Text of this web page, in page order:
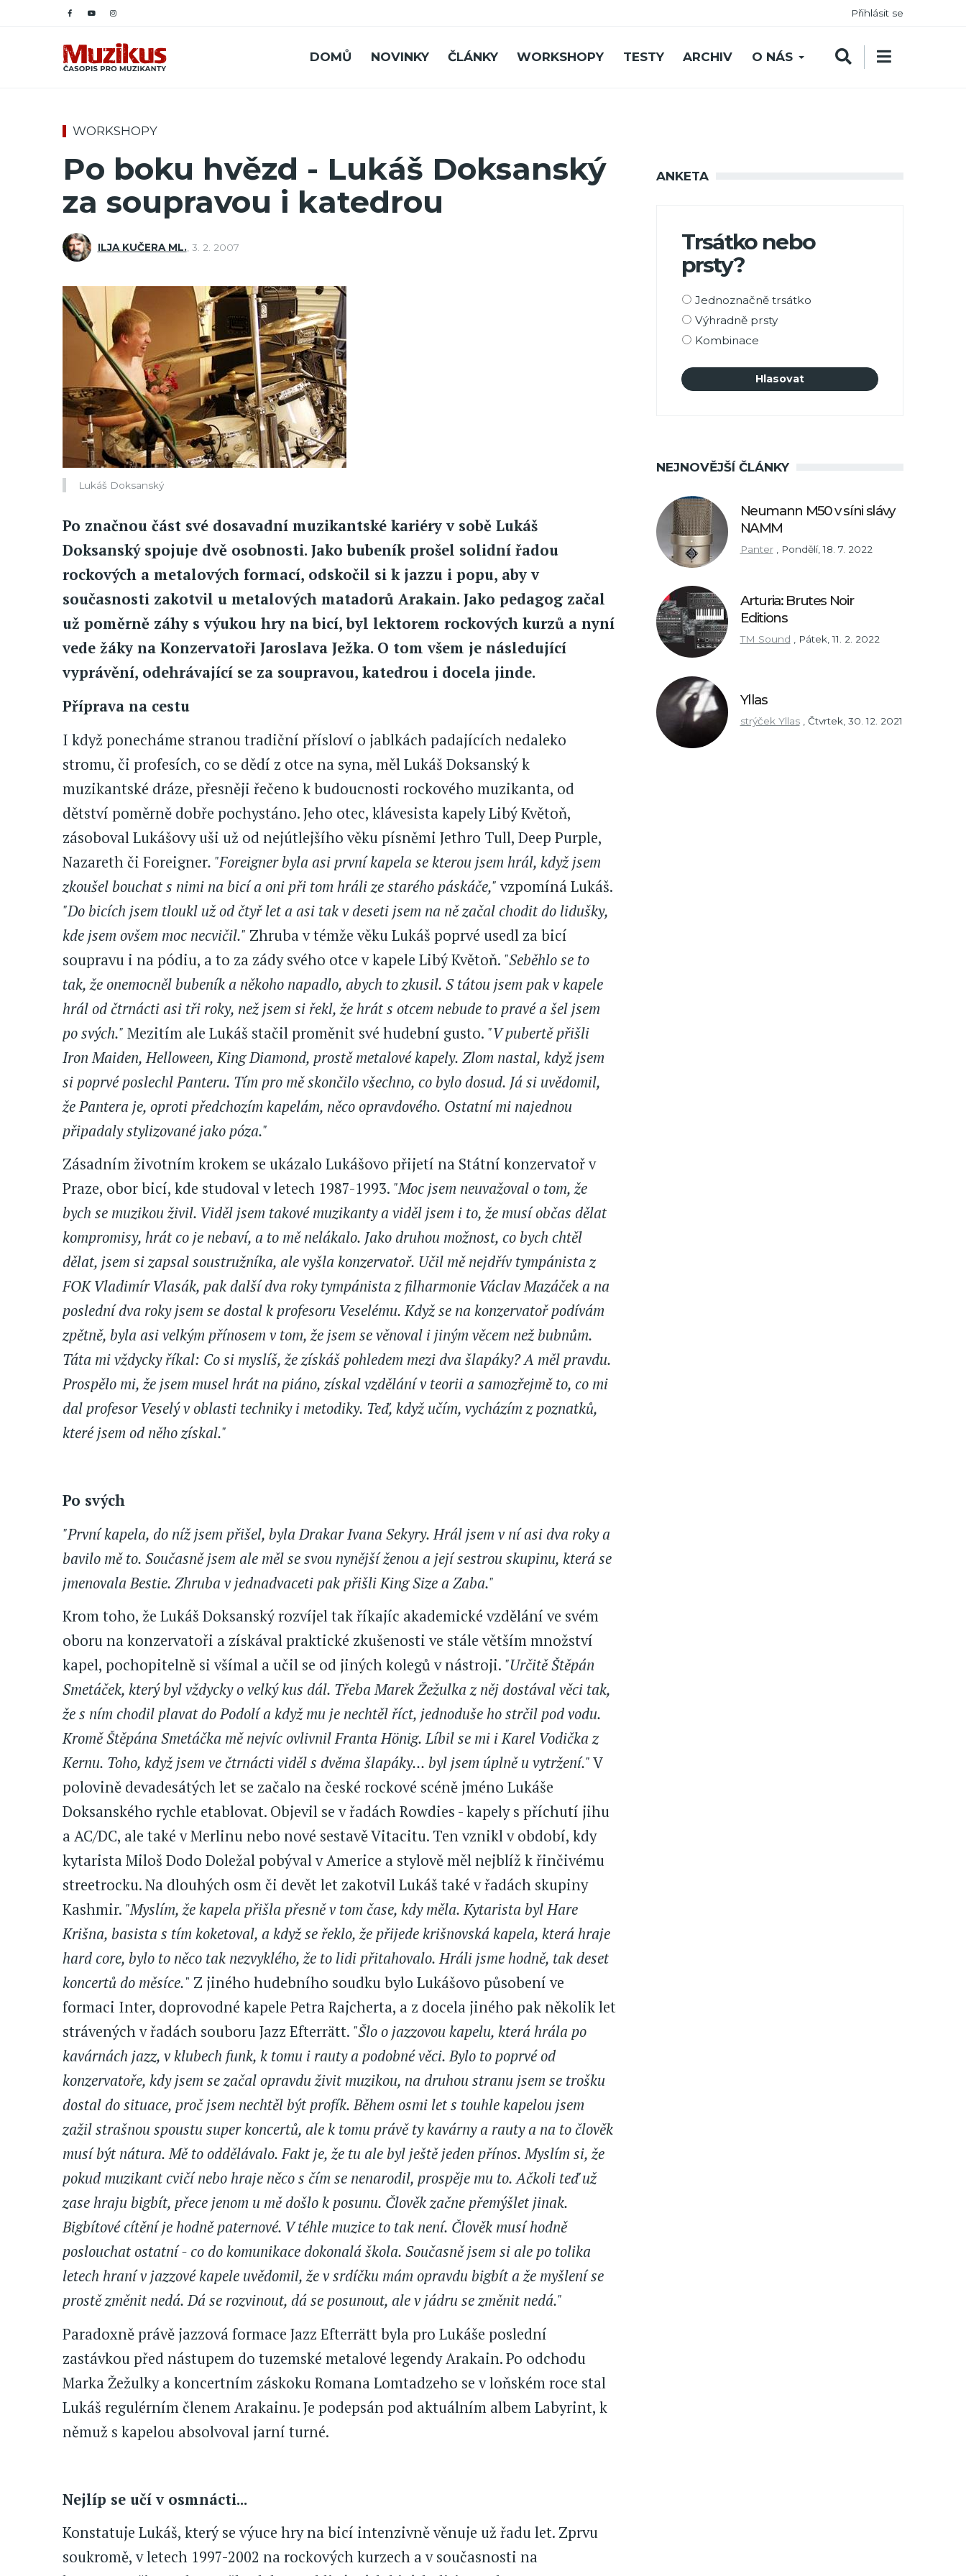
Přihlásit se
DOMŮ NOVINKY ČLÁNKY WORKSHOPY TESTY ARCHIV O NÁS
WORKSHOPY
Po boku hvězd - Lukáš Doksanský
za soupravou i katedrou
ILJA KUČERA ML. 3. 2. 2007
Lukáš Doksanský
Po značnou část své dosavadní muzikantské kariéry v sobě Lukáš
Doksanský spojuje dvě osobnosti. Jako bubeník prošel solidní řadou
rockových a metalových formací, odskočil si k jazzu i popu, aby v
současnosti zakotvil u metalových matadorů Arakain. Jako pedagog začal
už poměrně záhy s výukou hry na bicí, byl lektorem rockových kurzů a nyní
vede žáky na Konzervatoři Jaroslava Ježka. O tom všem je následující
vyprávění, odehrávající se za soupravou, katedrou i docela jinde.
Příprava na cestu
I když ponecháme stranou tradiční přísloví o jablkách padajících nedaleko
stromu, či profesích, co se dědí z otce na syna, měl Lukáš Doksanský k
muzikantské dráze, přesněji řečeno k budoucnosti rockového muzikanta, od
dětství poměrně dobře pochystáno. Jeho otec, klávesista kapely Libý Květoň,
zásoboval Lukášovy uši už od nejútlejšího věku písněmi Jethro Tull, Deep Purple,
Nazareth či Foreigner. "Foreigner byla asi první kapela se kterou jsem hrál, když jsem
zkoušel bouchat s nimi na bicí a oni při tom hráli ze starého páskáče,"vzpomíná Lukáš.
"Do bicích jsem tloukl už od čtyř let a asi tak v deseti jsem na ně začal chodit do lidušky,
kde jsem ovšem moc necvičil." Zhruba v témže věku Lukáš poprvé usedl za bicí
soupravu i na pódiu, a to za zády svého otce v kapele Libý Květoň. "Seběhlo se to
tak, že onemocněl bubeník a někoho napadlo, abych to zkusil. S tátou jsem pak v kapele
hrál od čtrnácti asi tři roky, než jsem si řekl, že hrát s otcem nebude to pravé a šel jsem
po svých." Mezitím ale Lukáš stačil proměnit své hudební gusto. "V pubertě přišli
Iron Maiden, Helloween, King Diamond, prostě metalové kapely. Zlom nastal, když jsem
si poprvé poslechl Panteru. Tím pro mě skončilo všechno, co bylo dosud. Já si uvědomil,
že Pantera je, oproti předchozím kapelám, něco opravdového. Ostatní mi najednou
připadaly stylizované jako póza."
Zásadním životním krokem se ukázalo Lukášovo přijetí na Státní konzervatoř v
Praze, obor bicí, kde studoval v letech 1987-1993. "Moc jsem neuvažoval o tom, že
bych se muzikou živil. Viděl jsem takové muzikanty a viděl jsem i to, že musí občas dělat
kompromisy, hrát co je nebaví, a to mě nelákalo. Jako druhou možnost, co bych chtěl
dělat, jsem si zapsal soustružníka, ale vyšla konzervatoř. Učil mě nejdřív tympánista z
FOK Vladimír Vlasák, pak další dva roky tympánista z filharmonie Václav Mazáček a na
poslední dva roky jsem se dostal k profesoru Veselému. Když se na konzervatoř podívám
zpětně, byla asi velkým přínosem v tom, že jsem se věnoval i jiným věcem než bubnům.
Táta mi vždycky říkal: Co si myslíš, že získáš pohledem mezi dva šlapáky? A měl pravdu.
Prospělo mi, že jsem musel hrát na piáno, získal vzdělání v teorii a samozřejmě to, co mi
dal profesor Veselý v oblasti techniky i metodiky. Teď, když učím, vycházím z poznatků,
které jsem od něho získal."
Po svých
"První kapela, do níž jsem přišel, byla Drakar Ivana Sekyry. Hrál jsem v ní asi dva roky a
bavilo mě to. Současně jsem ale měl se svou nynější ženou a její sestrou skupinu, která se
jmenovala Bestie. Zhruba v jednadvaceti pak přišli King Size a Zaba."
Krom toho, že Lukáš Doksanský rozvíjel tak říkajíc akademické vzdělání ve svém
oboru na konzervatoři a získával praktické zkušenosti ve stále větším množství
kapel, pochopitelně si všímal a učil se od jiných kolegů v nástroji. "Určitě Štěpán
Smetáček, který byl vždycky o velký kus dál. Třeba Marek Žežulka z něj dostával věci tak,
že s ním chodil plavat do Podolí a když mu je nechtěl říct, jednoduše ho strčil pod vodu.
Kromě Štěpána Smetáčka mě nejvíc ovlivnil Franta Hönig. Líbil se mi i Karel Vodička z
Kernu. Toho, když jsem ve čtrnácti viděl s dvěma šlapáky... byl jsem úplně u vytržení."V
polovině devadesátých let se začalo na české rockové scéně jméno Lukáše
Doksanského rychle etablovat. Objevil se v řadách Rowdies - kapely s příchutí jihu
a AC/DC, ale také v Merlinu nebo nové sestavě Vitacitu. Ten vznikl v období, kdy
kytarista Miloš Dodo Doležal pobýval v Americe a stylově měl nejblíž k řinčivému
streetrocku. Na dlouhých osm či devět let zakotvil Lukáš také v řadách skupiny
Kashmir. "Myslím, že kapela přišla přesně v tom čase, kdy měla. Kytarista byl Hare
Krišna, basista s tím koketoval, a když se řeklo, že přijede krišnovská kapela, která hraje
hard core, bylo to něco tak nezvyklého, že to lidi přitahovalo. Hráli jsme hodně, tak deset
koncertů do měsíce." Z jiného hudebního soudku bylo Lukášovo působení ve
formaci Inter, doprovodné kapele Petra Rajcherta, a z docela jiného pak několik let
strávených v řadách souboru Jazz Efterrätt. "Šlo o jazzovou kapelu, která hrála po
kavárnách jazz, v klubech funk, k tomu i rauty a podobné věci. Bylo to poprvé od
konzervatoře, kdy jsem se začal opravdu živit muzikou, na druhou stranu jsem se trošku
dostal do situace, proč jsem nechtěl být profík. Během osmi let s touhle kapelou jsem
zažil strašnou spoustu super koncertů, ale k tomu právě ty kavárny a rauty a na to člověk
musí být nátura. Mě to oddělávalo. Fakt je, že tu ale byl ještě jeden přínos. Myslím si, že
pokud muzikant cvičí nebo hraje něco s čím se nenarodil, prospěje mu to. Ačkoli teď už
zase hraju bigbít, přece jenom u mě došlo k posunu. Člověk začne přemýšlet jinak.
Bigbítové cítění je hodně paternové. V téhle muzice to tak není. Člověk musí hodně
poslouchat ostatní - co do komunikace dokonalá škola. Současně jsem si ale po tolika
letech hraní v jazzové kapele uvědomil, že v srdíčku mám opravdu bigbít a že myšlení se
prostě změnit nedá. Dá se rozvinout, dá se posunout, ale v jádru se změnit nedá."
Paradoxně právě jazzová formace Jazz Efterrätt byla pro Lukáše poslední
zastávkou před nástupem do tuzemské metalové legendy Arakain. Po odchodu
Marka Žežulky a koncertním záskoku Romana Lomtadzeho se v loňském roce stal
Lukáš regulérním členem Arakainu. Je podepsán pod aktuálním albem Labyrint, k
němuž s kapelou absolvoval jarní turné.
Nejlíp se učí v osmnácti...
Konstatuje Lukáš, který se výuce hry na bicí intenzivně věnuje už řadu let. Zprvu
soukromě, v letech 1997-2002 na rockových kurzech a v současnosti na
ANKETA
Trsátko nebo
prsty?
Možnosti
výběru
Jednoznačně trsátko
Výhradně prsty
Kombinace
NEJNOVĚJŠÍ ČLÁNKY
Neumann M50 v síni slávy
NAMM
Panter Pondělí, 18. 7. 2022
Arturia: Brutes Noir
Editions
TM Sound , Pátek, 11. 2. 2022
Yllas
strýček Yllas Čtvrtek, 30. 12. 2021